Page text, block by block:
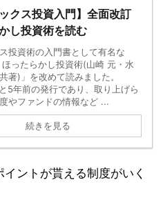
ックス投資入門】全面改訂
し投資術を読む
投資術の入門書として有名な
ほったらかし投資術(山崎 元・水
著)」を改めて読みました。
5年前の発行であり、取り上げら
やファンドの情報など ...
続きを見る
ントが貰える制度がいく